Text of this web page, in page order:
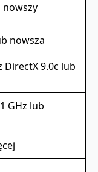
nowszy
nowsza
DirectX 9.0c lub
GHz lub